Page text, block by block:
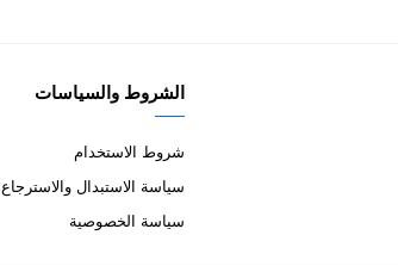
الشروط والسياسات
شروط الاستخدام
سياسة الاستبدال والاسترجاع
سياسة الخصوصية